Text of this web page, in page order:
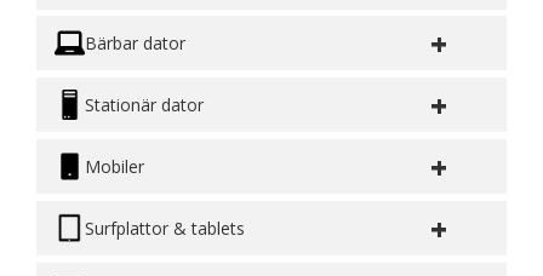
Bärbar dator +
Stationär dator +
Mobiler +
Surfplattor & tablets +